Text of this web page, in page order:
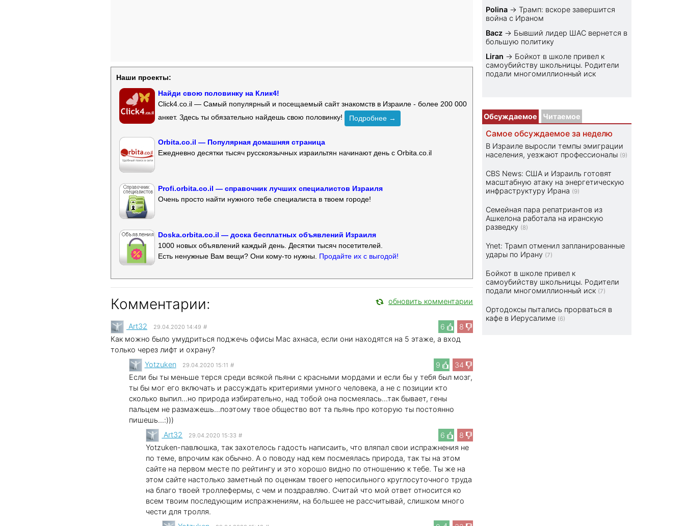
Наши проекты:
Найди свою половинку на Клик4!
Click4.co.il — Самый популярный и посещаемый сайт знакомств в Израиле - более 200 000
анкет. Здесь ты обязательно найдешь свою половинку!
Подробнее →
Orbita.co.il — Популярная домашняя страница
Ежедневно десятки тысяч русскоязычных израильтян начинают день с Orbita.co.il
Profi.orbita.co.il — справочник лучших специалистов Израиля
Очень просто найти нужного тебе специалиста в твоем городе!
Doska.orbita.co.il — доска бесплатных объявлений Израиля
1000 новых объявлений каждый день. Десятки тысяч посетителей.
Есть ненужные Вам вещи? Они кому-то нужны. Продайте их с выгодой!
Комментарии: обновить комментарии
6 8
Art32 29.04.2020 14:49 #
Как можно было умудриться поджечь офисы Мас ахнаса, если они находятся на 5 этаже, а вход
только через лифт и охрану?
9
34
Yotzuken 29.04.2020 15:11 #
Если бы ты меньше терся среди всякой пьяни с красными мордами и если бы у тебя был мозг,
ты бы мог его включать и рассуждать критериями умного человека, а не с позиции кто
сколько выпил...но природа избирательно, над тобой она посмеялась...так бывает, гены
пальцем не размажешь...поэтому твое общество вот та пьянь про которую ты постоянно
пишешь...:)))
6
8
Art32 29.04.2020 15:33 #
Yotzuken-павлюшка, так захотелось гадость написаить, что вляпал свои испражнения не
по теме, впрочим как обычно. А о поводу над кем посмеялась природа, так ты на этом
сайте на первом месте по рейтингу и это хорошо видно по отношению к тебе. Ты же на
этом сайте настолько заметный по оценкам твоего непосильного круглосуточного труда
на благо твоей троллефермы, с чем и поздравляю. Считай что мой ответ относится ко
всем твоим последующим испражнениям, на большее не рассчитывай, слишком много
чести для тролля.
Polina →Трамп: вскоре завершится
война с Ираном
Bacz → Бывший лидер ШАС вернется в
большую политику
Liran → Бойкот в школе привел к
самоубийству школьницы. Родители
подали многомиллионный иск
Обсуждаемое Читаемое
Самое обсуждаемое за неделю
В Израиле выросли темпы эмиграции
населения, уезжают профессионалы (9)
CBS News: США и Израиль готовят
масштабную атаку на энергетическую
инфраструктуру Ирана (9)
Семейная пара репатриантов из
Ашкелона работала на иранскую
разведку (8)
Ynet: Трамп отменил запланированные
удары по Ирану (7)
Бойкот в школе привел к
самоубийству школьницы. Родители
подали многомиллионный иск (7)
Ортодоксы пытались прорваться в
кафе в Иерусалиме (6)